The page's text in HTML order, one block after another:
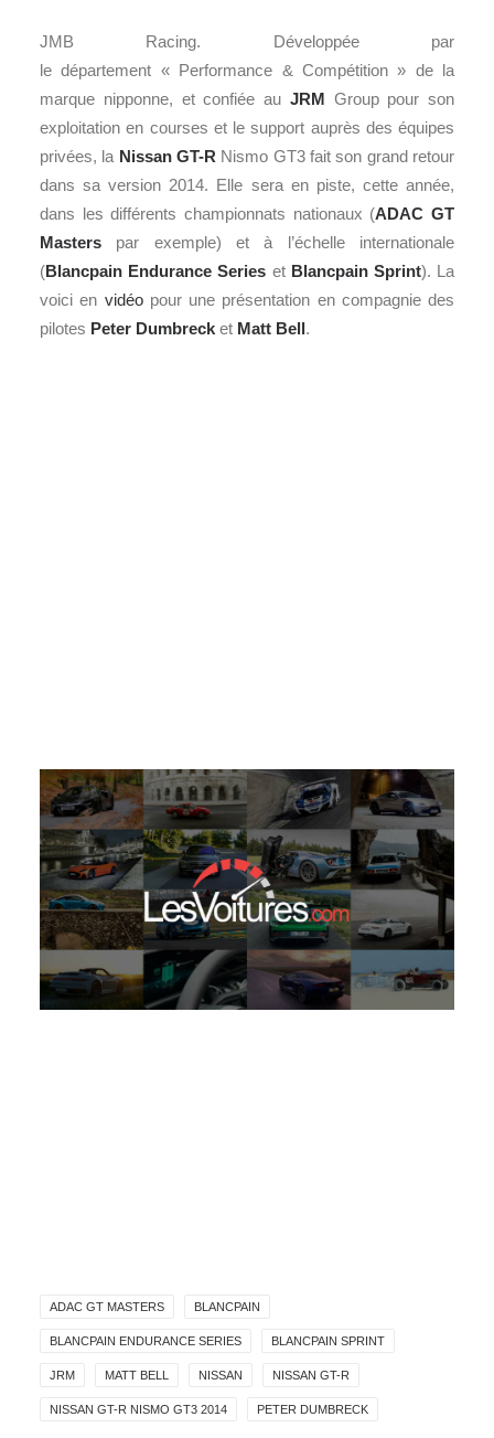
JMB Racing. Développée par
le département « Performance & Compétition » de la
marque nipponne, et confiée au JRM Group pour son
exploitation en courses et le support auprès des équipes
privées, la Nissan GT-R Nismo GT3 fait son grand retour
dans sa version 2014. Elle sera en piste, cette année,
dans les différents championnats nationaux (ADAC GT
Masters par exemple)
et à l’échelle internationale
(Blancpain Endurance Series et Blancpain Sprint). La
voici en vidéopour une présentation en compagnie des
pilotes Peter Dumbreck et Matt Bell.
ADAC GT MASTERS BLANCPAIN
BLANCPAIN ENDURANCE SERIES BLANCPAIN SPRINT
JRM MATT BELL NISSAN NISSAN GT-R
NISSAN GT-R NISMO GT3 2014 PETER DUMBRECK